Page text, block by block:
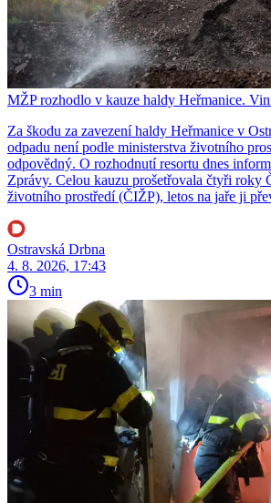
MŽP rozhodlo v kauze haldy Heřmanice.
Za škodu za zavezení haldy Heřmanice v
odpadu není podle ministerstva životního
odpovědný. O rozhodnutí resortu dnes
Zprávy. Celou kauzu prošetřovala čtyři roky
životního prostředí (ČIŽP), letos na jaře ji
Ostravská Drbna
4. 8. 2026, 17:43
3 min